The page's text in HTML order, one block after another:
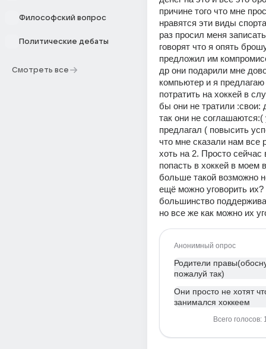
Философский вопрос
Политические дебаты
Смотреть все
причине того что мне
нравятся эти виды
раз просил меня
говорят что я опять
предложил им
др они подарили мне
компьютер и я предлагаю
потратить на хоккей в
бы они не тратили :свои:
так они не
предлагал ( повысить
что мне сказали нам все
хоть на 2. Просто
попасть в хоккей в моем
больше такой возможно
ещё можно уговорить
большинство
но все же как можно их
Анонимный опрос
Родители
пожалуй так)
Они просто не хотят
занимался хоккеем
Всего голосов: